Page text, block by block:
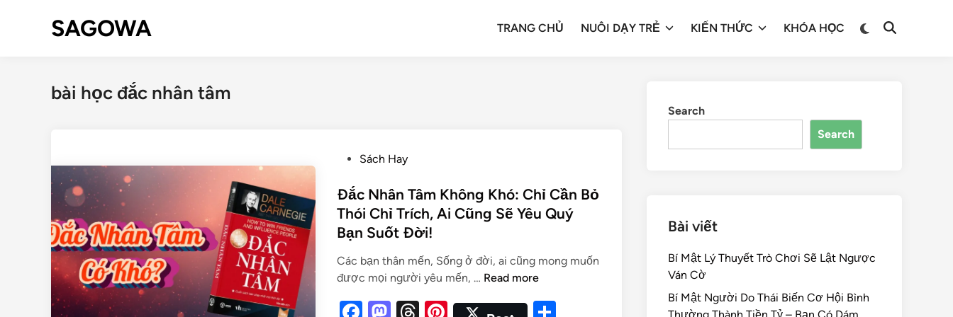
SAGOWA TRANG CHỦ NUÔI DẠY TRẺ KIẾN THỨC KHÓA HỌC
bài học đắc nhân tâm
Sách Hay
Đắc Nhân Tâm Không Khó: Chỉ Cần Bỏ
Thói Chỉ Trích, Ai Cũng Sẽ Yêu Quý
Bạn Suốt Đời!
Các bạn thân mến, Sống ở đời, ai cũng mong muốn
được mọi người yêu mến, … Read more
Search
Search
Bài viết
Bí Mật Lý Thuyết Trò Chơi Sẽ Lật Ngược
Ván Cờ
Bí Mật Người Do Thái Biến Cơ Hội Bình